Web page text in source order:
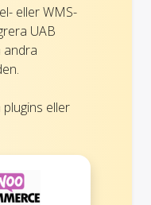
eller WMS-
UAB
andra
eller